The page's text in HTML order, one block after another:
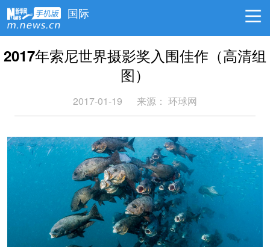
国际
2017年索尼世界摄影奖入围佳作（高清组
图）
2017-01-19 来源： 环球网